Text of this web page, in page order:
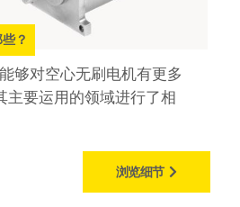
？
够对空心无刷电机有更多
主要运用的领域进行了相
浏览细节